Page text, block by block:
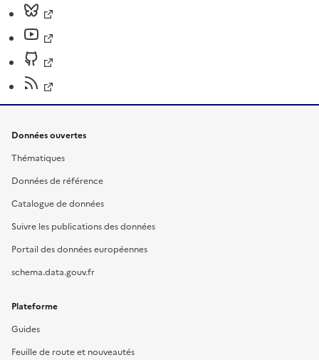
Données ouvertes
Thématiques
Données de référence
Catalogue de données
Suivre les publications des données
Portail des données européennes
schema.data.gouv.fr
Plateforme
Guides
Feuille de route et nouveautés